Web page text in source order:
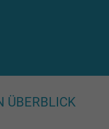
ÜBERBLICK